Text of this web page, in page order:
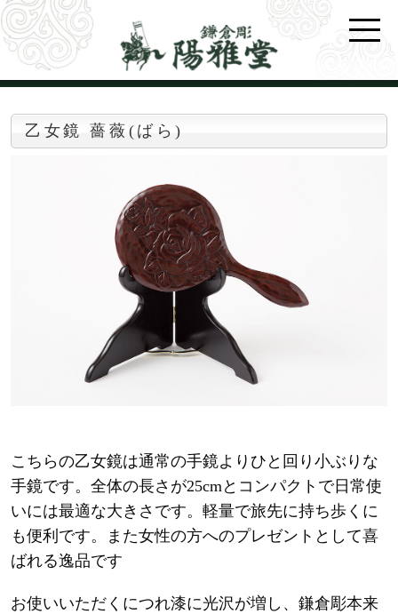
乙女鏡 薔薇(ばら)
こちらの乙女鏡は通常の手鏡よりひと回り小ぶりな
手鏡です。全体の長さが25cmとコンパクトで日常使
いには最適な大きさです。軽量で旅先に持ち歩くに
も便利です。また女性の方へのプレゼントとして喜
ばれる逸品です
お使いいただくにつれ漆に光沢が増し、鎌倉彫本来